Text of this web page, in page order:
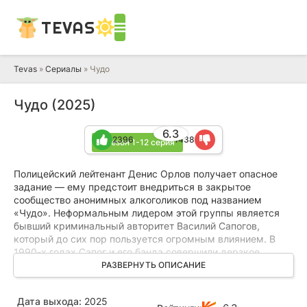
TEVAS
Tevas » Сериалы » Чудо
Чудо (2025)
1 сезон 1-12 серия
6.3
2396 1438
Полицейский лейтенант Денис Орлов получает опасное
задание — ему предстоит внедриться в закрытое
сообщество анонимных алкоголиков под названием
«Чудо». Неформальным лидером этой группы является
бывший криминальный авторитет Василий Сапогов,
который до сих пор пользуется огромным влиянием. В
1990-х годах Сапог и его банда совершили дерзкое
ограбление музея города Электроспас, похитив
уникальный кубок, принадлежавший царю Смутного
"триумфально" вернули искусную подделку, а оригинал
РАЗВЕРНУТЬ ОПИСАНИЕ
Дата выхода: 2025